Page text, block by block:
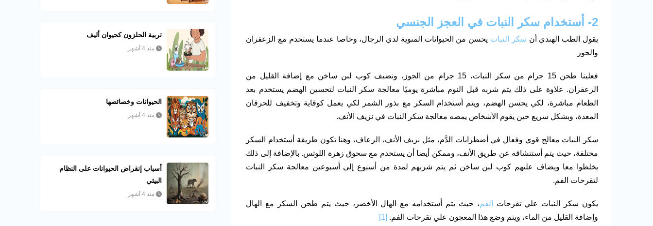
2- أستخدام سكر النبات في العجز الجنسي
يقول الطب الهندي أن سكر النبات يحسن من الحيوانات المنوية لدي الرجال، وخاصا عندما يستخدم مع الزعفران
والجوز
فعلينا طحن 15 جرام من سكر النبات، 15 جرام من الجوز، ونضيف كوب لبن ساخن مع إضافة القليل من
الزعفران. علاوة على ذلك يتم شربه قبل النوم مباشرة يوميًا معالجة سكر النبات لتحسين الهضم يستخدم بعد
الطعام مباشرة، لكي يحسن الهضم، ويتم أستخدام السكر مع بذور الشمر لكي يعمل كوقاية وتخفيف للحرقان
المعدة، وبشكل سريع حين يقوم الأشخاص يمصه معالجة سكر النبات في نزيف الأنف.
سكر النبات معالج قوي وفعال في أضطرابات الدَّم، مثل نزيف الأنف، الرعاف، وهنا تكون طريقة أستخدام السكر
مختلفة، حيث يتم أستنشاقه عن طريق الأنف، وممكن أيضا أن يستخدم مع سحوق زهرة اللوتس. بالإضافة إلى ذلك
يخلطوا معا ويضاف عليهم كوب لبن ساخن ثم يتم شربهم لمدة من أسبوع إلي أسبوعين معالجة سكر النبات
لتقرحات الفم.
يكون سكر النبات علي تقرحات الفم، حيث يتم أستخدامه مع الهال الأخضر، حيث يتم طحن السكر مع الهال
وإضافة القليل من الماء، ويتم وضع هذا المعجون علي تقرحات الفم. [1]
تربية الحلزون كحيوان أليف
منذ 4 أشهر
الحيوانات وخصائصها
منذ 4 أشهر
أسباب إنقراض الحيوانات على النظام
البيئي
منذ 4 أشهر